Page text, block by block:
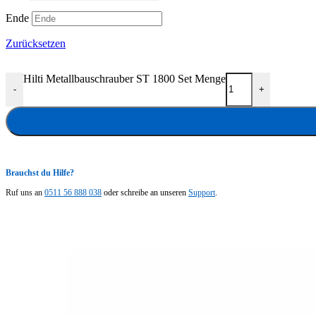
Ende
Zurücksetzen
-
Hilti Metallbauschrauber ST 1800 Set Menge
+
Brauchst du Hilfe?
Ruf uns an 0511 56 888 038 oder schreibe an unseren Support